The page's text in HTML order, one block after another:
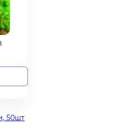
50шт